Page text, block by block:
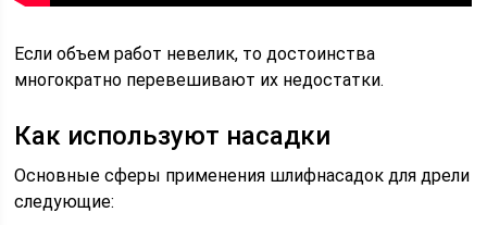
Если объем работ невелик, то достоинства
многократно перевешивают их недостатки.
Как используют насадки
Основные сферы применения шлифнасадок для дрели
следующие: